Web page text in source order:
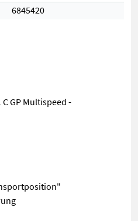
6845420
GP Multispeed -